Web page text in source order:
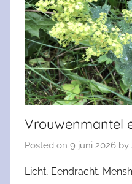
Vrouwenmantel
Posted on 9 juni 2026 by
Licht, Eendracht,